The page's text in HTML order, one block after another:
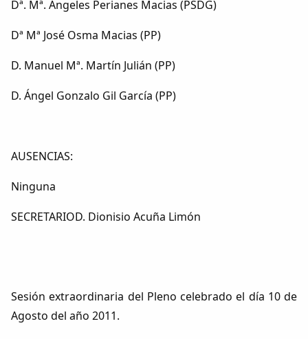
Modo oscuro
Dª. Mª. Ángeles Perianes Macias (PSDG)
Dª Mª José Osma Macias (PP)
D. Manuel Mª. Martín Julián (PP)
D. Ángel Gonzalo Gil García (PP)
AUSENCIAS:
Ninguna
SECRETARIOD. Dionisio Acuña Limón
Sesión extraordinaria del Pleno celebrado el día 10 de
Agosto del año 2011.